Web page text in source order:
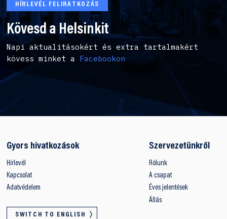
HÍRLEVÉL FELIRATKOZÁS
Kövesd a Helsinkit
Napi aktualitásokért és extra tartalmakért
kövess minket a Facebookon
Gyors hivatkozások
Hírlevél
Kapcsolat
Adatvédelem
SWITCH TO ENGLISH
Szervezetünkről
Rólunk
A csapat
Éves jelentések
Állás